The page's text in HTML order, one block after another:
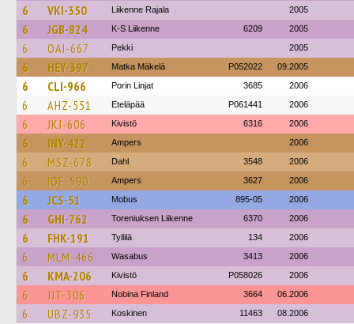
6 VKI-350 Liikenne Rajala 2005
6 JGB-824 K-S Liikenne 6209 2005
6 OAI-667 Pekki 2005
6 HEY-397 Matka Mäkelä P052022 09.2005
6 CLI-966 Porin Linjat 3685 2006
6 AHZ-551 Eteläpää P061441 2006
6 JKJ-606 Kivistö 6316 2006
6 INY-422 Ampers 2006
6 MSZ-678 Dahl 3548 2006
6 IOE-590 Ampers 3627 2006
6 JCS-51 Mobus 895-05 2006
6 GHI-762 Toreniuksen Liikenne 6370 2006
6 FHK-191 Tyllilä 134 2006
6 MLM-466 Wasabus 3413 2006
6 KMA-206 Kivistö P058026 2006
6 JJT-306 Nobina Finland 3664 06.2006
6 UBZ-935 Koskinen 11463 08.2006